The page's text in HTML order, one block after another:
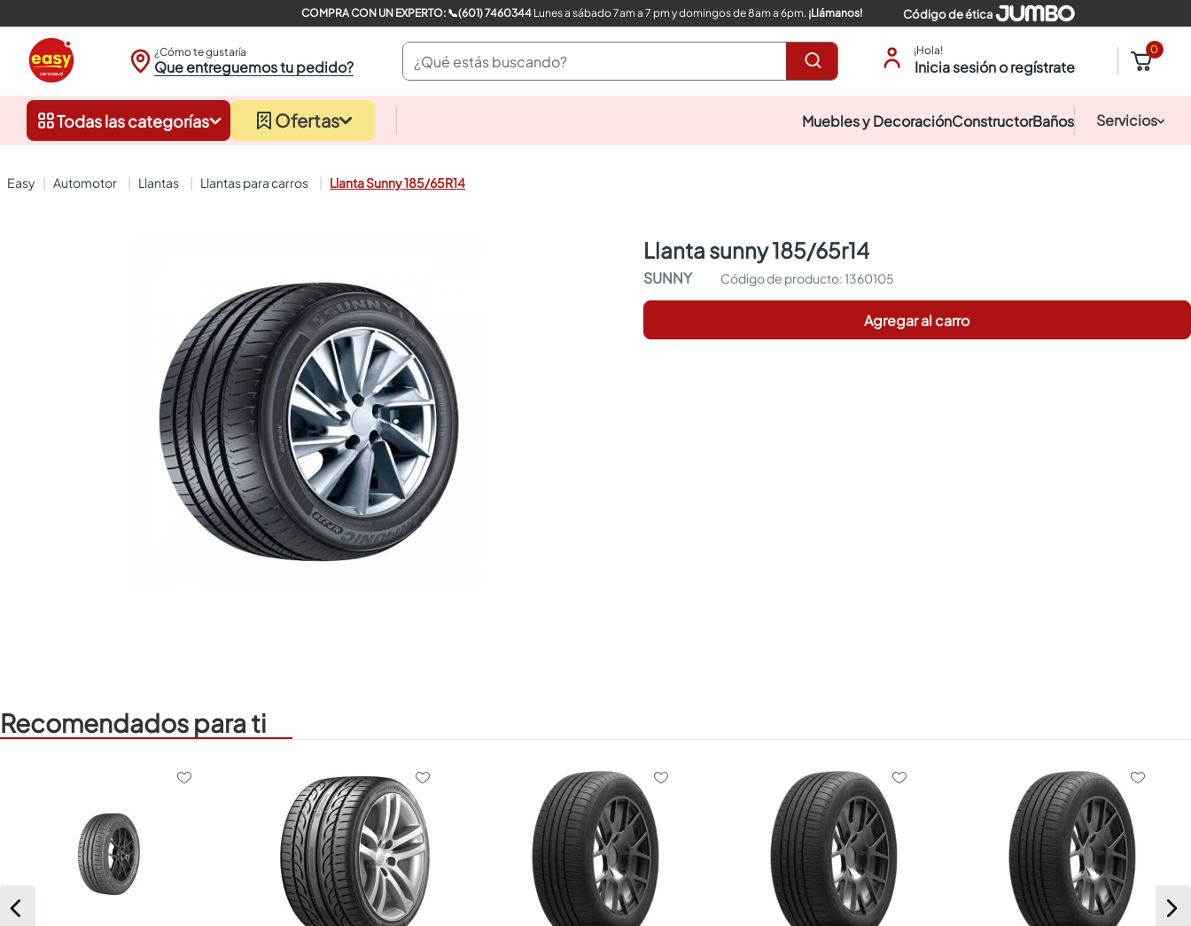
COMPRA CON UN EXPERTO: 📞(601) 7460344Lunes a sábado 7am a 7 pm y domingos de 8am a 6pm. ¡Llámanos! Código de ética
¿Cómo te gustaría
Que entreguemos tu pedido?
¿Qué estás buscando? ¡Hola!
Inicia sesión o regístrate
0
Todas las categorías Ofertas Muebles y DecoraciónConstructorBaños Servicios
automotor llantas llantas para carros Llanta Sunny 185/65R14
llanta sunny 185/65r14
SUNNY :1360105
Agregar al carro
Recomendados para ti
closet
sanitarios